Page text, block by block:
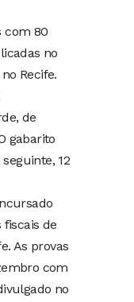
com 80
no
Recife.
de
gabarito
12
fiscais de
As provas
com
no